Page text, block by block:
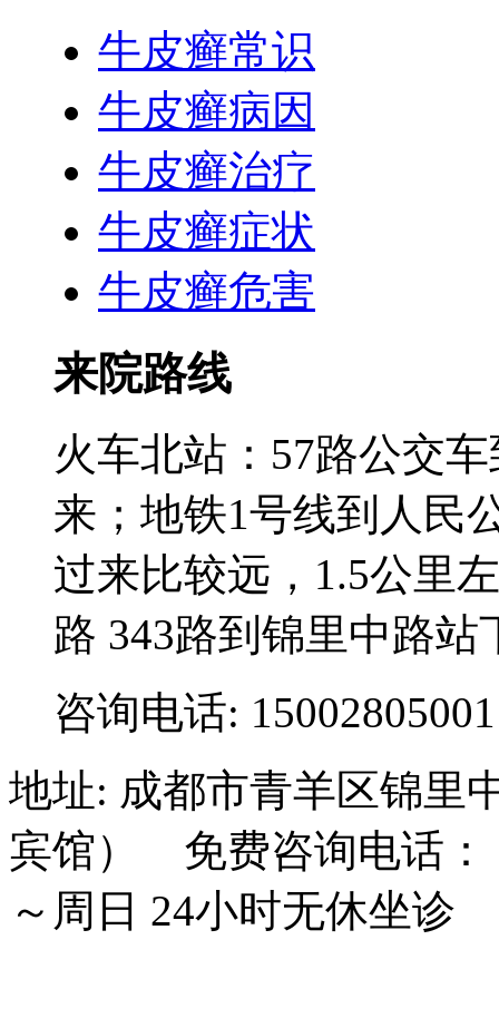
牛皮癣常识
牛皮癣病因
牛皮癣治疗
牛皮癣症状
牛皮癣危害
来院路线
火车北站：57路公交
来；地铁1号线到人民
过来比较远，1.5公里
路 343路到锦里中路站
咨询电话: 15002805001
地址: 成都市青羊区锦里
宾馆） 免费咨询电话：
～周日 24小时无休坐诊